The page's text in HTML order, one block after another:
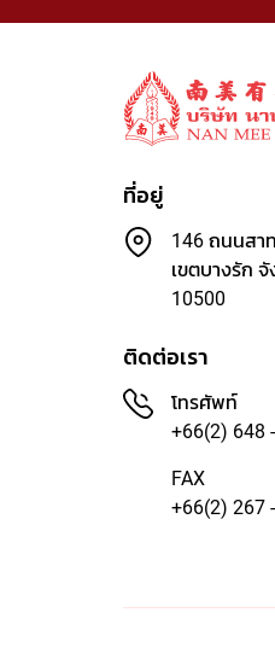
ที่อยู่
146 ถนนสา
เขตบางรัก
10500
ติดต่อเรา
โทรศัพท์
+66(2) 648
FAX
+66(2) 267